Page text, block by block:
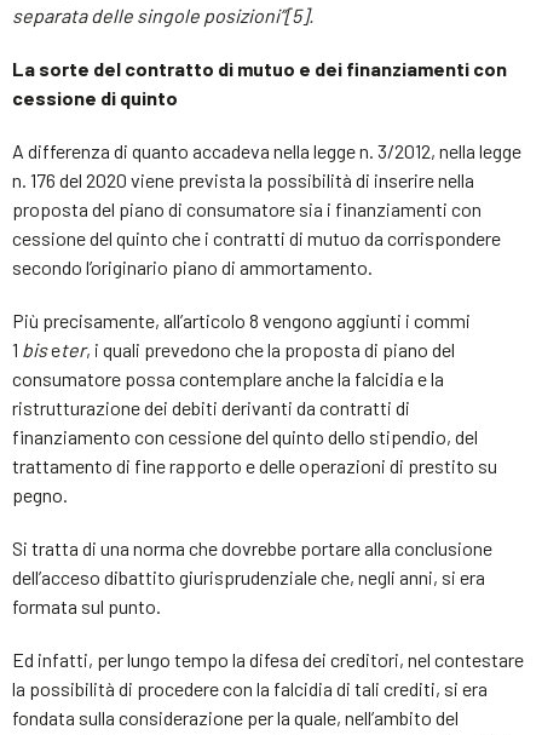
separata delle singole posizioni”[5].
La sorte del contratto di mutuo e dei finanziamenti con
cessione di quinto
A differenza di quanto accadeva nella legge n. 3/2012, nella legge
n. 176 del 2020 viene prevista la possibilità di inserire nella
proposta del piano di consumatore sia i finanziamenti con
cessione del quinto che i contratti di mutuo da corrispondere
secondo l’originario piano di ammortamento.
Più precisamente, all’articolo 8 vengono aggiunti i commi
1 biseter, i quali prevedono che la proposta di piano del
consumatore possa contemplare anche la falcidia e la
ristrutturazione dei debiti derivanti da contratti di
finanziamento con cessione del quinto dello stipendio, del
trattamento di fine rapporto e delle operazioni di prestito su
pegno.
Si tratta di una norma che dovrebbe portare alla conclusione
dell’acceso dibattito giurisprudenziale che, negli anni, si era
formata sul punto.
Ed infatti, per lungo tempo la difesa dei creditori, nel contestare
la possibilità di procedere con la falcidia di tali crediti, si era
fondata sulla considerazione per la quale, nell’ambito del